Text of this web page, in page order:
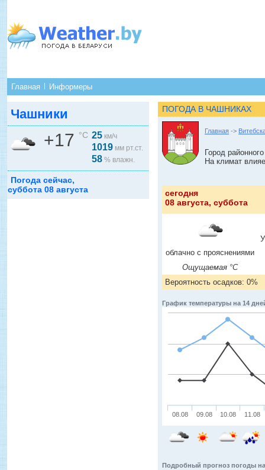
Главная Информеры
Чашники
+17 °C 25 км/ч
1019 мм рт.ст.
58 % влажн.
Погода сейчас,
суббота 08 августа
ПОГОДА В ЧАШНИКАХ
Главная ->
Город
На климат
сегодня
08 августа, суббота
облачно с прояснениями
Ощущаемая °C
Вероятность осадков: 0%
График температуры на 14
08.08 09.08 10.08 11.08
Подробный прогноз погоды